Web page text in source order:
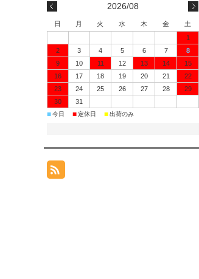
2026/08
日 月 火 水 木 金
土
1
2
3 4 5 6 7
8
9
10 11 12 13 14
15
16
17 18 19 20 21
22
23
24 25 26 27 28
29
30
31
■今日 ■定休日 ■出荷のみ